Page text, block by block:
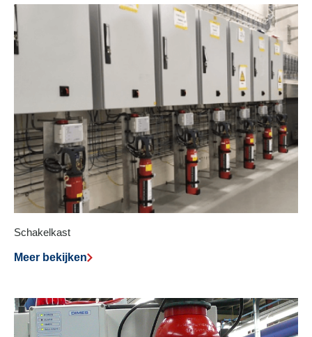
Schakelkast
Meer bekijken